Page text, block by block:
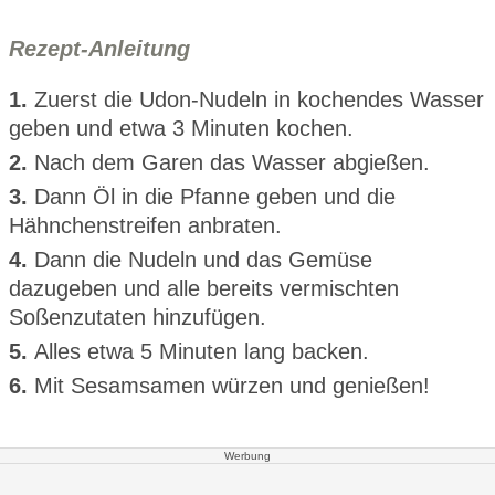
Rezept-Anleitung
1. Zuerst die Udon-Nudeln in kochendes Wasser
geben und etwa 3 Minuten kochen.
2. Nach dem Garen das Wasser abgießen.
3. Dann Öl in die Pfanne geben und die
Hähnchenstreifen anbraten.
4. Dann die Nudeln und das Gemüse
dazugeben und alle bereits vermischten
Soßenzutaten hinzufügen.
5. Alles etwa 5 Minuten lang backen.
6. Mit Sesamsamen würzen und genießen!
Werbung